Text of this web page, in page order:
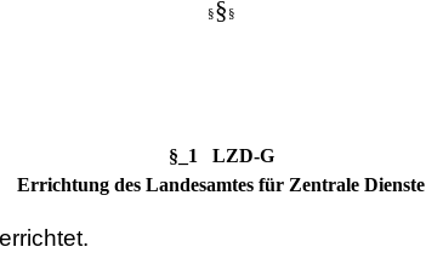
§§ §
§_1 LZD-G
Errichtung des Landesamtes für Zentrale Dienste